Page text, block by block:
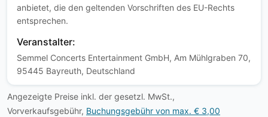
anbietet, die den geltenden Vorschriften des EU-Rechts
entsprechen.
Veranstalter:
Semmel Concerts Entertainment GmbH, Am Mühlgraben 70,
95445 Bayreuth, Deutschland
Angezeigte Preise inkl. der gesetzl. MwSt.,
Vorverkaufsgebühr, Buchungsgebühr von max. € 3,00